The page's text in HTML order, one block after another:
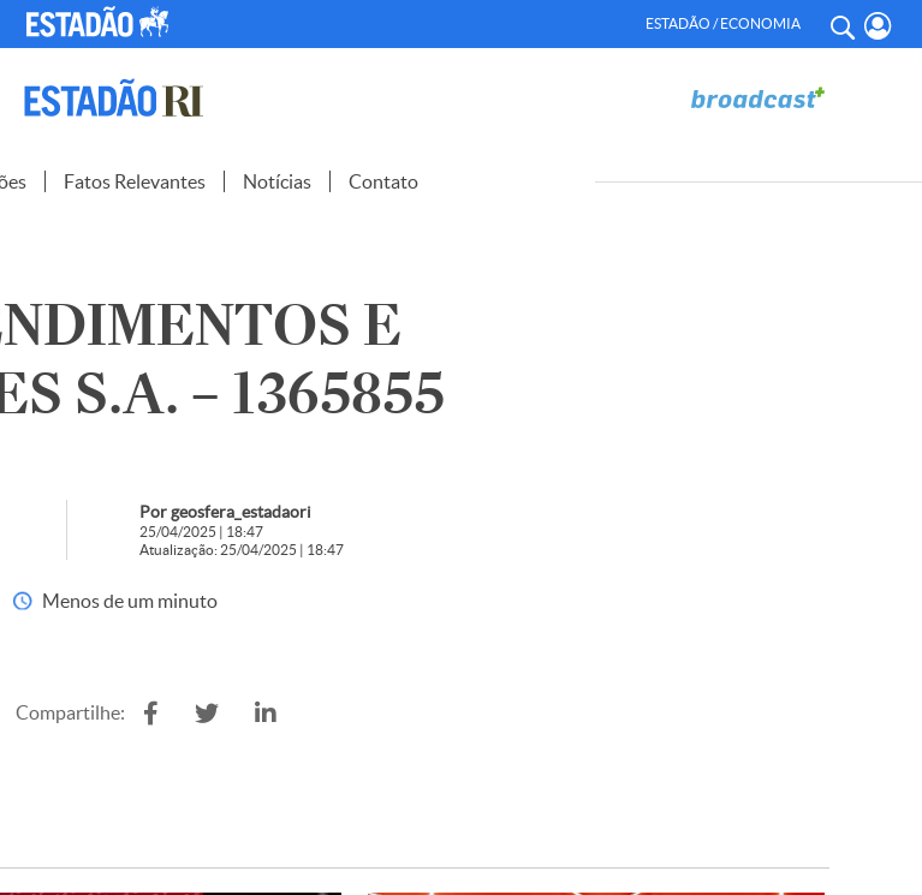
ESTADÃO / ECONOMIA
Fatos Relevantes Notícias Contato
E
S.A. – 1365855
Por geosfera_estadaori
25/04/2025 | 18:47
Atualização: 25/04/2025 | 18:47
Menos de um minuto
Compartilhe: